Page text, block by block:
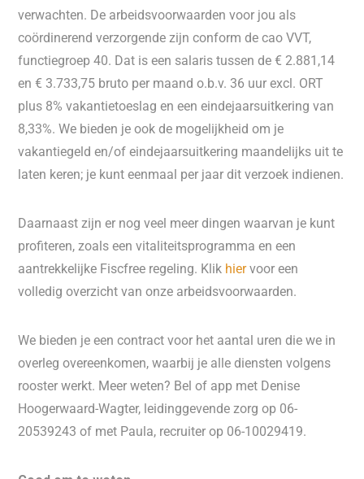
verwachten. De arbeidsvoorwaarden voor jou als
coördinerend verzorgende zijn conform de cao VVT,
functiegroep 40. Dat is een salaris tussen de € 2.881,14
en € 3.733,75 bruto per maand o.b.v. 36 uur excl. ORT
plus 8% vakantietoeslag en een eindejaarsuitkering van
8,33%. We bieden je ook de mogelijkheid om je
vakantiegeld en/of eindejaarsuitkering maandelijks uit te
laten keren; je kunt eenmaal per jaar dit verzoek indienen.
Daarnaast zijn er nog veel meer dingen waarvan je kunt
profiteren, zoals een vitaliteitsprogramma en een
aantrekkelijke Fiscfree regeling. Klik hiervoor een
volledig overzicht van onze arbeidsvoorwaarden.
We bieden je een contract voor het aantal uren die we in
overleg overeenkomen, waarbij je alle diensten volgens
rooster werkt. Meer weten? Bel of app met Denise
Hoogerwaard-Wagter, leidinggevende zorg op 06-
20539243 of met Paula, recruiter op 06-10029419.